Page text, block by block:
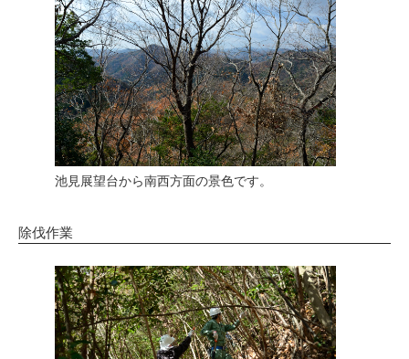
池見展望台から南西方面の景色です。
除伐作業